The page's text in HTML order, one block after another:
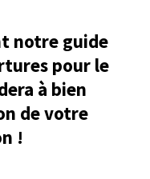
notre guide
pour le
à bien
de votre
!